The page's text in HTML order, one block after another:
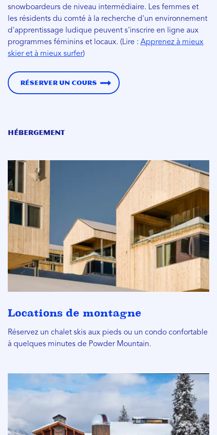
snowboardeurs de niveau intermédiaire. Les femmes et
les résidents du comté à la recherche d'un environnement
d'apprentissage ludique peuvent s'inscrire en ligne aux
programmes féminins et locaux. (Lire : Apprenez à mieux
skier et à mieux surfer)
Réserver un cours
Hébergement
Locations de montagne
Réservez un chalet skis aux pieds ou un condo confortable
à quelques minutes de Powder Mountain.